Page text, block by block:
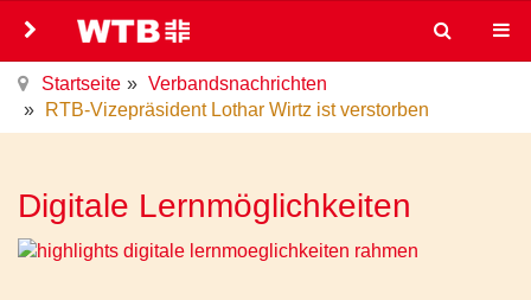
Startseite
Verbandsnachrichten
RTB-Vizepräsident Lothar Wirtz ist verstorben
Digitale Lernmöglichkeiten